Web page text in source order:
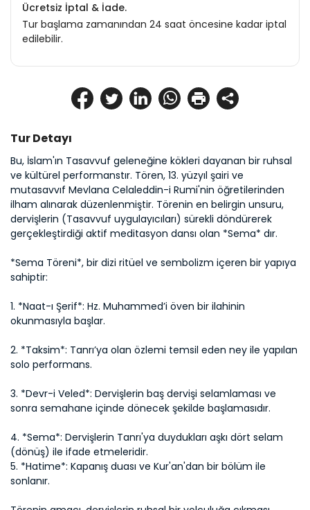
Tur Detayı
Bu, İslam'ın Tasavvuf geleneğine kökleri dayanan bir ruhsal
ve kültürel performanstır. Tören, 13. yüzyıl şairi ve
mutasavvıf Mevlana Celaleddin-i Rumi'nin öğretilerinden
ilham alınarak düzenlenmiştir. Törenin en belirgin unsuru,
dervişlerin (Tasavvuf uygulayıcıları) sürekli döndürerek
gerçekleştirdiği aktif meditasyon dansı olan *Sema* dır.
*Sema Töreni*, bir dizi ritüel ve sembolizm içeren bir yapıya
sahiptir:
1. *Naat-ı Şerif*: Hz. Muhammed’i öven bir ilahinin
okunmasıyla başlar.
2. *Taksim*: Tanrı’ya olan özlemi temsil eden ney ile yapılan
solo performans.
3. *Devr-i Veled*: Dervişlerin baş dervişi selamlaması ve
sonra semahane içinde dönecek şekilde başlamasıdır.
4. *Sema*: Dervişlerin Tanrı'ya duydukları aşkı dört selam
(dönüş) ile ifade etmeleridir.
5. *Hatime*: Kapanış duası ve Kur'an'dan bir bölüm ile
sonlanır.
Ücretsiz İptal & İade.
Tur başlama zamanından 24 saat öncesine kadar iptal
edilebilir.